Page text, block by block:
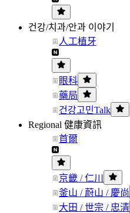
건강/치과/안과 이야기
人工植牙
眼科
藥局
건강고민Talk
Regional 健康資訊
首爾
京畿 / 仁川
釜山 / 蔚山 / 慶尚
大田 / 世宗 / 忠清